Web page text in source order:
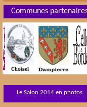
Communes
Le Salon 2014 en photos